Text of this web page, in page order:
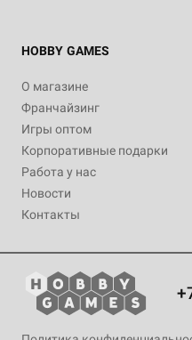
HOBBY GAMES
О магазине
Франчайзинг
Игры оптом
Корпоративные подарки
Работа у нас
Новости
Контакты